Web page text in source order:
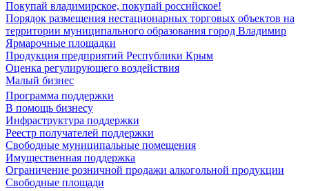
Покупай владимирское, покупай российское!
Порядок размещения нестационарных торговых объектов на
территории муниципального образования город Владимир
Ярмарочные площадки
Продукция предприятий Республики Крым
Оценка регулирующего воздействия
Малый бизнес
Программа поддержки
В помощь бизнесу
Инфраструктура поддержки
Реестр получателей поддержки
Свободные муниципальные помещения
Имущественная поддержка
Ограничение розничной продажи алкогольной продукции
Свободные площади